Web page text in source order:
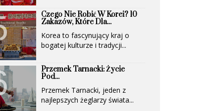
Czego Nie Robić W Korei? 10
Zakazów, Które Dla...
Korea to fascynujący kraj o
bogatej kulturze i tradycji...
Przemek Tarnacki: Życie
Pod...
Przemek Tarnacki, jeden z
najlepszych żeglarzy świata...